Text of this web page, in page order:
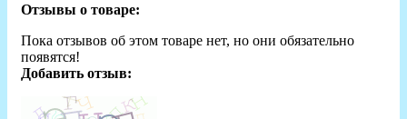
Отзывы о товаре:
Пока отзывов об этом товаре нет, но они обязательно
появятся!
Добавить отзыв: